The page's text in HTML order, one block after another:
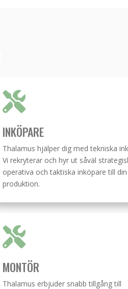

INKÖPARE
Thalamus hjälper dig med tekniska
Vi rekryterar och hyr ut såväl
operativa och taktiska inköpare till din
produktion.

MONTÖR
Thalamus erbjuder snabb tillgång till